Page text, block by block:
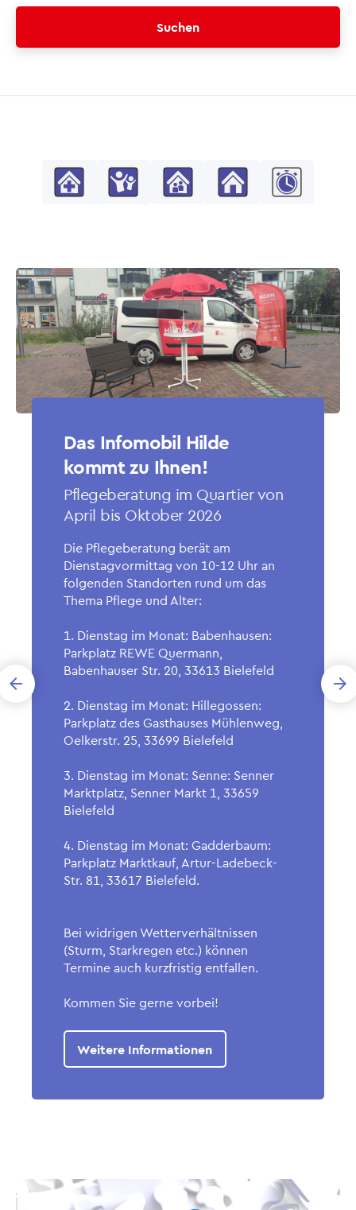
Suchen
Das Infomobil Hilde
kommt zu Ihnen!
Pflegeberatung im Quartier von
April bis Oktober 2026
Die Pflegeberatung berät am
Dienstagvormittag von 10-12 Uhr an
folgenden Standorten rund um das
Thema Pflege und Alter:
1. Dienstag im Monat: Babenhausen:
Parkplatz REWE Quermann,
Babenhauser Str. 20, 33613 Bielefeld
2. Dienstag im Monat: Hillegossen:
Parkplatz des Gasthauses Mühlenweg,
Oelkerstr. 25, 33699 Bielefeld
3. Dienstag im Monat: Senne: Senner
Marktplatz, Senner Markt 1, 33659
Bielefeld
4. Dienstag im Monat: Gadderbaum:
Parkplatz Marktkauf, Artur-Ladebeck-
Str. 81, 33617 Bielefeld.
Bei widrigen Wetterverhältnissen
(Sturm, Starkregen etc.) können
Termine auch kurzfristig entfallen.
Kommen Sie gerne vorbei!
Weitere Informationen
arrow_back
Previous
arrow_forward